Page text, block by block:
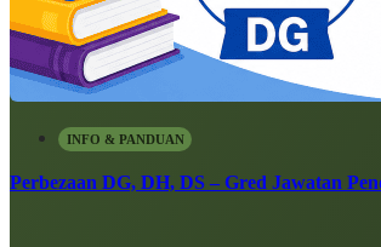
INFO & PANDUAN
Perbezaan DG, DH, DS – Gred Jawatan